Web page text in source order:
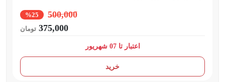
500,000
%25
375,000 تومان
اعتبار تا 07 شهریور
خرید